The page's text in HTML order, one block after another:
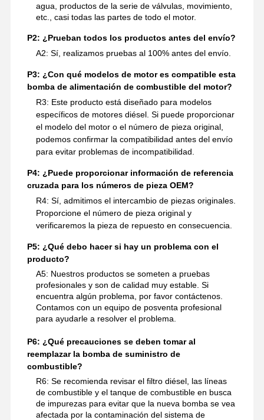
agua, productos de la serie de válvulas, movimiento,
etc., casi todas las partes de todo el motor.
P2: ¿Prueban todos los productos antes del envío?
A2: Sí, realizamos pruebas al 100% antes del envío.
P3: ¿Con qué modelos de motor es compatible esta
bomba de alimentación de combustible del motor?
R3: Este producto está diseñado para modelos
específicos de motores diésel. Si puede proporcionar
el modelo del motor o el número de pieza original,
podemos confirmar la compatibilidad antes del envío
para evitar problemas de incompatibilidad.
P4: ¿Puede proporcionar información de referencia
cruzada para los números de pieza OEM?
R4: Sí, admitimos el intercambio de piezas originales.
Proporcione el número de pieza original y
verificaremos la pieza de repuesto en consecuencia.
P5: ¿Qué debo hacer si hay un problema con el
producto?
A5: Nuestros productos se someten a pruebas
profesionales y son de calidad muy estable. Si
encuentra algún problema, por favor contáctenos.
Contamos con un equipo de posventa profesional
para ayudarle a resolver el problema.
P6: ¿Qué precauciones se deben tomar al
reemplazar la bomba de suministro de
combustible?
R6: Se recomienda revisar el filtro diésel, las líneas
de combustible y el tanque de combustible en busca
de impurezas para evitar que la nueva bomba se vea
afectada por la contaminación del sistema de